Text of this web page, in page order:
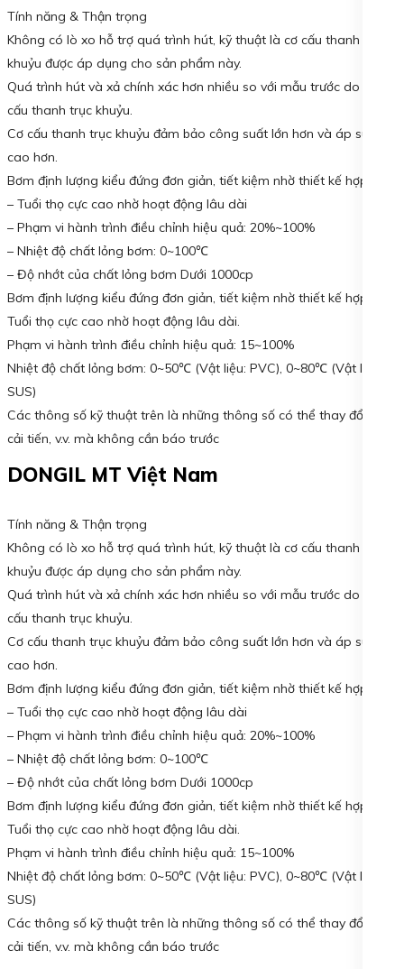
Tính năng & Thận trọng
Không có lò xo hỗ trợ quá trình hút, kỹ thuật là cơ cấu thanh trục
khuỷu được áp dụng cho sản phẩm này.
Quá trình hút và xả chính xác hơn nhiều so với mẫu trước do cơ
cấu thanh trục khuỷu.
Cơ cấu thanh trục khuỷu đảm bảo công suất lớn hơn và áp suất
cao hơn.
Bơm định lượng kiểu đứng đơn giản, tiết kiệm nhờ thiết kế hợp lý.
– Tuổi thọ cực cao nhờ hoạt động lâu dài
– Phạm vi hành trình điều chỉnh hiệu quả: 20%~100%
– Nhiệt độ chất lỏng bơm: 0~100℃
– Độ nhớt của chất lỏng bơm Dưới 1000cp
Bơm định lượng kiểu đứng đơn giản, tiết kiệm nhờ thiết kế hợp lý.
Tuổi thọ cực cao nhờ hoạt động lâu dài.
Phạm vi hành trình điều chỉnh hiệu quả: 15~100%
Nhiệt độ chất lỏng bơm: 0~50℃ (Vật liệu: PVC), 0~80℃ (Vật liệu:
SUS)
Các thông số kỹ thuật trên là những thông số có thể thay đổi do
cải tiến, v.v. mà không cần báo trước
DONGIL MT Việt Nam
Tính năng & Thận trọng
Không có lò xo hỗ trợ quá trình hút, kỹ thuật là cơ cấu thanh trục
khuỷu được áp dụng cho sản phẩm này.
Quá trình hút và xả chính xác hơn nhiều so với mẫu trước do cơ
cấu thanh trục khuỷu.
Cơ cấu thanh trục khuỷu đảm bảo công suất lớn hơn và áp suất
cao hơn.
Bơm định lượng kiểu đứng đơn giản, tiết kiệm nhờ thiết kế hợp lý.
– Tuổi thọ cực cao nhờ hoạt động lâu dài
– Phạm vi hành trình điều chỉnh hiệu quả: 20%~100%
– Nhiệt độ chất lỏng bơm: 0~100℃
– Độ nhớt của chất lỏng bơm Dưới 1000cp
Bơm định lượng kiểu đứng đơn giản, tiết kiệm nhờ thiết kế hợp lý.
Tuổi thọ cực cao nhờ hoạt động lâu dài.
Phạm vi hành trình điều chỉnh hiệu quả: 15~100%
Nhiệt độ chất lỏng bơm: 0~50℃ (Vật liệu: PVC), 0~80℃ (Vật liệu:
SUS)
Các thông số kỹ thuật trên là những thông số có thể thay đổi do
cải tiến, v.v. mà không cần báo trước